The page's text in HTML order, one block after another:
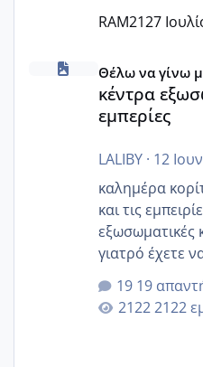
RAM2127
κέντρα εξωσωματικής και
Θέλω να γίνω
κέντρα
εμπερίες
LALIBY· 12
καλημέρα
και τις
εξωσωματικές
γιατρό έχετε
που μείνατε
επιιτυχία?
19
2122